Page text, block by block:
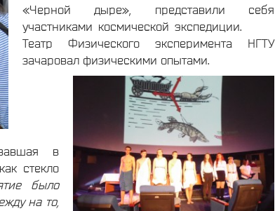
«Черной дыре», представили себя
участниками космической экспедиции.
Театр Физического эксперимента НГТУ
зачаровал физическими опытами.
в
стекло
было
на то,